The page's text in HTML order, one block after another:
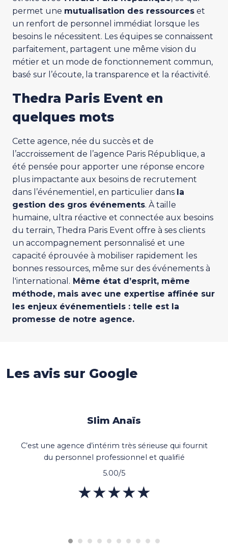
permet une mutualisation des ressources et
un renfort de personnel immédiat lorsque les
besoins le nécessitent. Les équipes se connaissent
parfaitement, partagent une même vision du
métier et un mode de fonctionnement commun,
basé sur l’écoute, la transparence et la réactivité.
Thedra Paris Event en
quelques mots
Cette agence, née du succès et de
l’accroissement de l’agence Paris République, a
été pensée pour apporter une réponse encore
plus impactante aux besoins de recrutement
dans l’événementiel, en particulier dans la
gestion des gros événements. À taille
humaine, ultra réactive et connectée aux besoins
du terrain, Thedra Paris Event offre à ses clients
un accompagnement personnalisé et une
capacité éprouvée à mobiliser rapidement les
bonnes ressources, même sur des événements à
l'international. Même état d’esprit, même
méthode, mais avec une expertise affinée sur
les enjeux événementiels : telle est la
promesse de notre agence.
Paroles de nos clients
Les avis sur Google
Slim Anaïs
C’est une agence d’intérim très sérieuse qui fournit
du personnel professionnel et qualifié
5.00/5
★★★★★
★★★★★